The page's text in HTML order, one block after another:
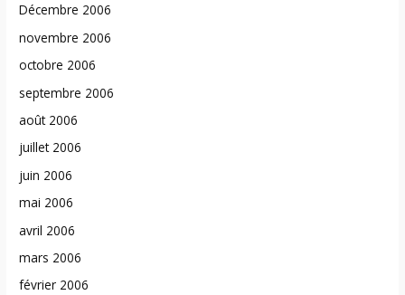
Décembre 2006
novembre 2006
octobre 2006
septembre 2006
août 2006
juillet 2006
juin 2006
mai 2006
avril 2006
mars 2006
février 2006